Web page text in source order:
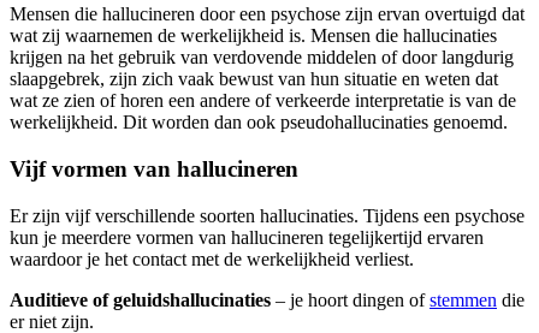
Mensen die hallucineren door een psychose zijn ervan overtuigd dat
wat zij waarnemen de werkelijkheid is. Mensen die hallucinaties
krijgen na het gebruik van verdovende middelen of door langdurig
slaapgebrek, zijn zich vaak bewust van hun situatie en weten dat
wat ze zien of horen een andere of verkeerde interpretatie is van de
werkelijkheid. Dit worden dan ook pseudohallucinaties genoemd.
Vijf vormen van hallucineren
Er zijn vijf verschillende soorten hallucinaties. Tijdens een psychose
kun je meerdere vormen van hallucineren tegelijkertijd ervaren
waardoor je het contact met de werkelijkheid verliest.
Auditieve of geluidshallucinaties – je hoort dingen ofstemmen die
er niet zijn.